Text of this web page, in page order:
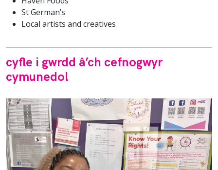
St German’s
Local artists and creatives
cyfle i gwrdd â’ch cefnogwyr
cymunedol